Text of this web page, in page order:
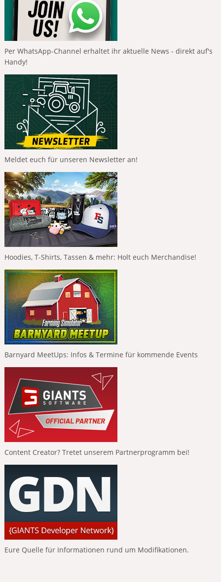
Per WhatsApp-Channel erhaltet ihr aktuelle News - direkt auf's
Handy!
Meldet euch für unseren Newsletter an!
Hoodies, T-Shirts, Tassen & mehr: Holt euch Merchandise!
Barnyard MeetUps: Infos & Termine für kommende Events
Content Creator? Tretet unserem Partnerprogramm bei!
Eure Quelle für Informationen rund um Modifikationen.